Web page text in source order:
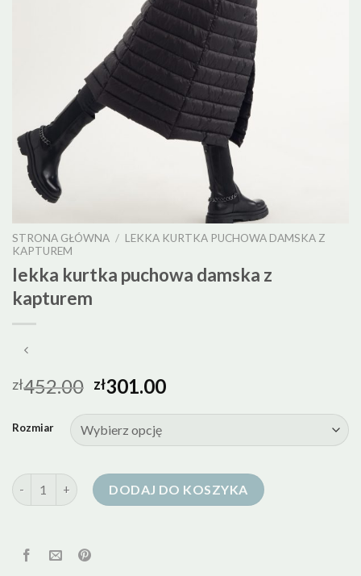
STRONA GŁÓWNA / LEKKA KURTKA PUCHOWA DAMSKA Z
KAPTUREM
lekka kurtka puchowa damska z
kapturem
zł452.00 zł301.00
Rozmiar
ilość lekka kurtka puchowa damska z kapturem
DODAJ DO KOSZYKA